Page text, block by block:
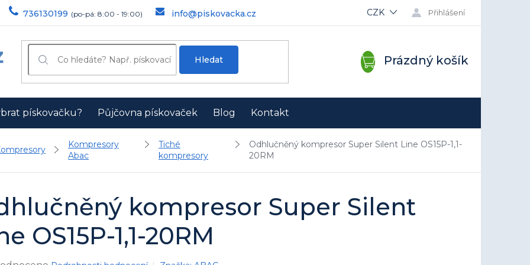
736130199 info@piskovacka.cz CZK Přihlášení
Hledat
NÁKUPNÍ
Prázdný košík
pískovačku? Půjčovna pískovaček Blog Kontakt
Kompresory
Abac
Tiché
kompresory
Odhlučněný kompresor Super Silent Line OS15P-1,1-
20RM
kompresor Super Silent
OS15P-1,1-20RM